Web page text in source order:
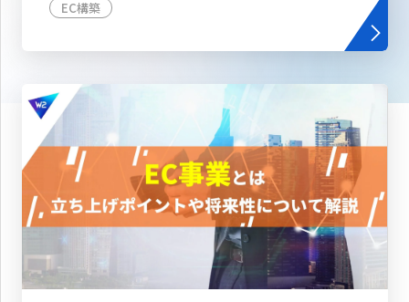
EC構築